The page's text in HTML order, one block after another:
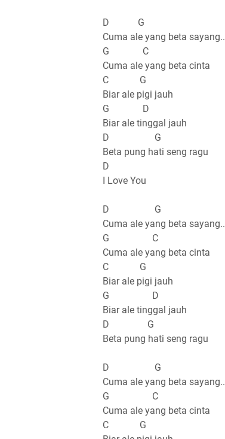
D G
Cuma ale yang beta sayang..
G C
Cuma ale yang beta cinta
C G
Biar ale pigi jauh
G D
Biar ale tinggal jauh
D G
Beta pung hati seng ragu
D
I Love You
D G
Cuma ale yang beta sayang..
G C
Cuma ale yang beta cinta
C G
Biar ale pigi jauh
G D
Biar ale tinggal jauh
D G
Beta pung hati seng ragu
D G
Cuma ale yang beta sayang..
G C
Cuma ale yang beta cinta
C G